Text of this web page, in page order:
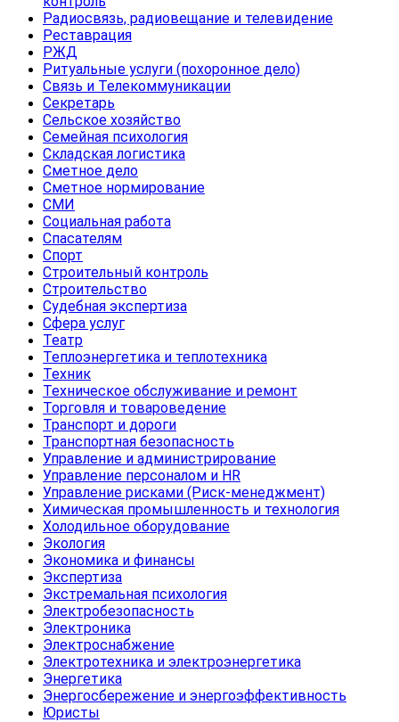
Радиосвязь, радиовещание и телевидение
Реставрация
РЖД
Ритуальные услуги (похоронное дело)
Связь и Телекоммуникации
Секретарь
Сельское хозяйство
Семейная психология
Складская логистика
Сметное дело
Сметное нормирование
СМИ
Социальная работа
Спасателям
Спорт
Строительный контроль
Строительство
Судебная экспертиза
Сфера услуг
Театр
Теплоэнергетика и теплотехника
Техник
Техническое обслуживание и ремонт
Торговля и товароведение
Транспорт и дороги
Транспортная безопасность
Управление и администрирование
Управление персоналом и HR
Управление рисками (Риск-менеджмент)
Химическая промышленность и технология
Холодильное оборудование
Экология
Экономика и финансы
Экспертиза
Экстремальная психология
Электробезопасность
Электроника
Электроснабжение
Электротехника и электроэнергетика
Энергетика
Энергосбережение и энергоэффективность
Юристы